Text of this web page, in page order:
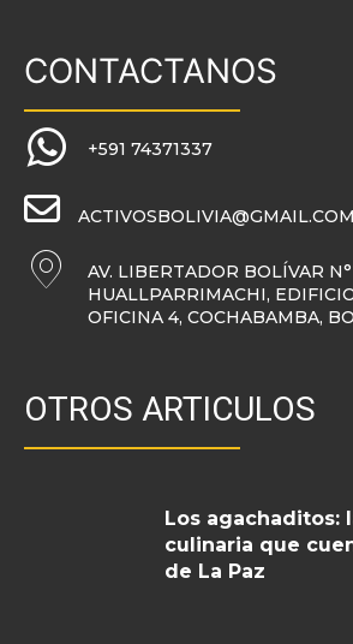
CONTACTANOS
+591 74371337
ACTIVOSBOLIVIA@GMAIL.COM
AV. LIBERTADOR BOLÍVAR
HUALLPARRIMACHI,
OFICINA 4, COCHABAMBA,
OTROS ARTICULOS
Los agachaditos:
culinaria que
de La Paz